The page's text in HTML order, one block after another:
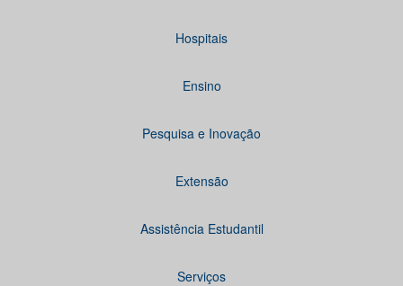
Hospitais
Ensino
Pesquisa e Inovação
Extensão
Assistência Estudantil
Serviços